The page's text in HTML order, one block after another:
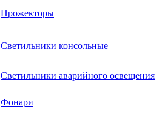
Прожекторы
Светильники консольные
Светильники аварийного освещения
Фонари